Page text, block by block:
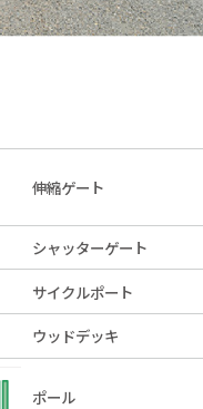
伸縮ゲート
シャッターゲート
サイクルポート
ウッドデッキ
ポール